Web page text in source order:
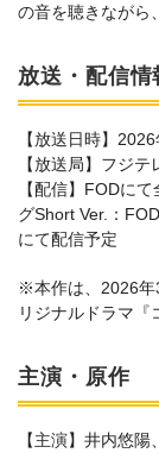
の音を聴きながら
放送・配信情
【放送日時】
【放送局】フジテ
【配信】FODに
グShort Ver.：
にて配信予定
※本作は、2026年
リジナルドラマ『
主演・原作
【主演】井内悠